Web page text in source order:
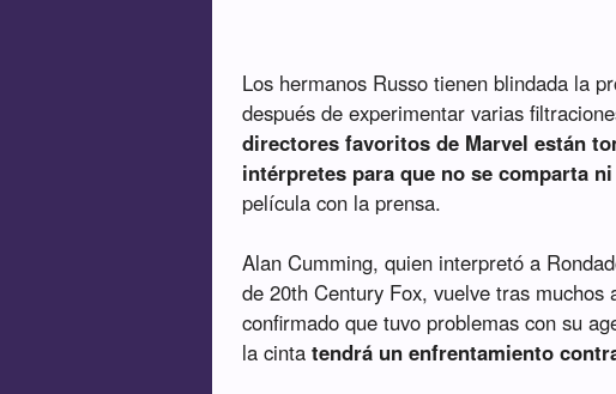
Los hermanos Russo tienen blindada la
después de experimentar varias
directores favoritos de Marvel están
intérpretes para que no se comparta
película con la prensa.
Alan Cumming, quien interpretó a
de 20th Century Fox, vuelve tras
confirmado que tuvo problemas con su
la cintatendrá un enfrentamiento